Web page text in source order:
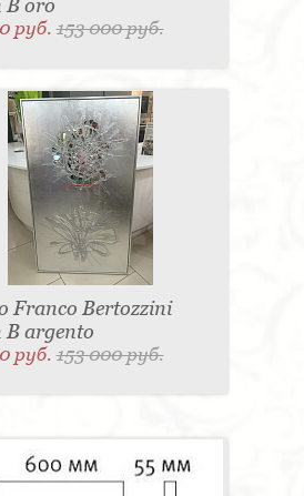
B oro
руб.153 000 руб.
Franco Bertozzini
B argento
руб.153 000 руб.